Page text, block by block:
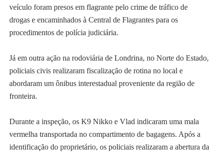
veículo foram presos em flagrante pelo crime de tráfico de
drogas e encaminhados à Central de Flagrantes para os
procedimentos de polícia judiciária.
Já em outra ação na rodoviária de Londrina, no Norte do Estado,
policiais civis realizaram fiscalização de rotina no local e
abordaram um ônibus interestadual proveniente da região de
fronteira.
Durante a inspeção, os K9 Nikko e Vlad indicaram uma mala
vermelha transportada no compartimento de bagagens. Após a
identificação do proprietário, os policiais realizaram a abertura da